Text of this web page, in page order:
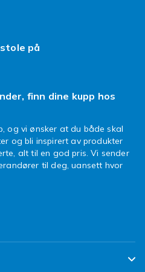
på
finn dine kupp hos
og vi ønsker at du både skal
og bli inspirert av produkter
alt til en god pris. Vi sender
til deg, uansett hvor